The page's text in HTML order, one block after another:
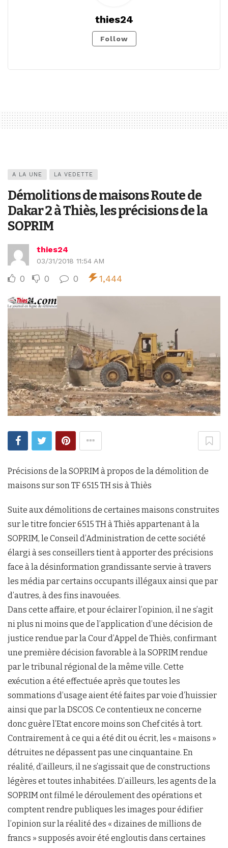
thies24
Follow
A LA UNE LA VEDETTE
Démolitions de maisons Route de
Dakar 2 à Thiès, les précisions de la
SOPRIM
thies24
03/31/2018 11:54 AM
0 0 0 1,444
Précisions de la SOPRIM à propos de la démolition de
maisons sur son TF 6515 TH sis à Thiès
Suite aux démolitions de certaines maisons construites
sur le titre foncier 6515 TH à Thiès appartenant à la
SOPRIM, le Conseil d’Administration de cette société
élargi à ses conseillers tient à apporter des précisions
face à la désinformation grandissante servie à travers
les média par certains occupants illégaux ainsi que par
d’autres, à des fins inavouées.
Dans cette affaire, et pour éclairer l’opinion, il ne s’agit
ni plus ni moins que de l’application d’une décision de
justice rendue par la Cour d’Appel de Thiès, confirmant
une première décision favorable à la SOPRIM rendue
par le tribunal régional de la même ville. Cette
exécution a été effectuée après que toutes les
sommations d’usage aient été faites par voie d’huissier
ainsi que par la DSCOS. Ce contentieux ne concerne
donc guère l’Etat encore moins son Chef cités à tort.
Contrairement à ce qui a été dit ou écrit, les « maisons »
détruites ne dépassent pas une cinquantaine. En
réalité, d’ailleurs, il ne s’agissait que de constructions
légères et toutes inhabitées. D’ailleurs, les agents de la
SOPRIM ont filmé le déroulement des opérations et
comptent rendre publiques les images pour édifier
l’opinion sur la réalité des « dizaines de millions de
francs » supposés avoir été engloutis dans certaines